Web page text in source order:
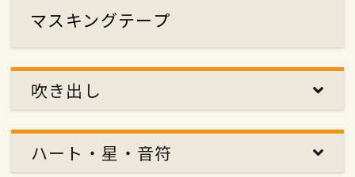
マスキングテープ
吹き出し
ハート・星・音符